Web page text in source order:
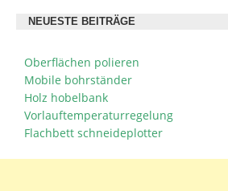
NEUESTE BEITRÄGE
Oberflächen polieren
Mobile bohrständer
Holz hobelbank
Vorlauftemperaturregelung
Flachbett schneideplotter